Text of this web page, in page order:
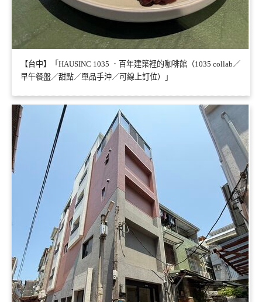
【台中】「HAUSINC 1035 ．百年建築裡的咖啡館（1035 collab／
早午餐盤／甜點／單品手沖／可線上訂位）」